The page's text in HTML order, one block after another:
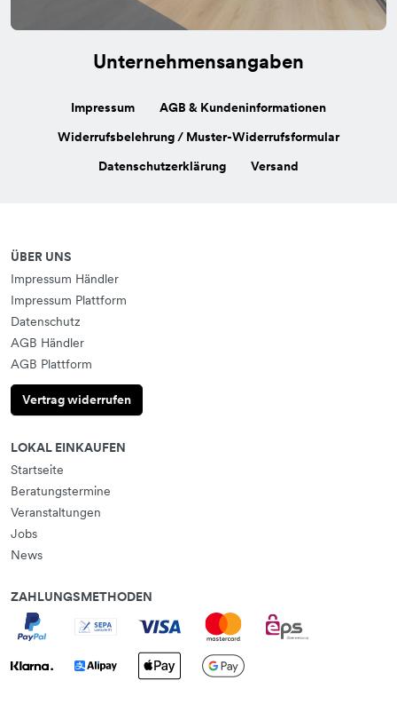
Unternehmensangaben
Impressum
AGB & Kundeninformationen
Widerrufsbelehrung / Muster-Widerrufsformular
Datenschutzerklärung
Versand
ÜBER UNS
Impressum Händler
Impressum Plattform
Datenschutz
AGB Händler
AGB Plattform
Vertrag widerrufen
LOKAL EINKAUFEN
Startseite
Beratungstermine
Veranstaltungen
Jobs
News
ZAHLUNGSMETHODEN